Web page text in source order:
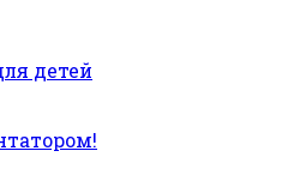
детей